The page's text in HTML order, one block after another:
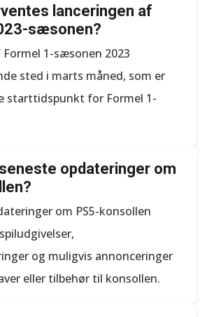
lanceringen af
sæsonen?
1-sæsonen 2023
sted i marts måned, som er
starttidspunkt for Formel 1-
opdateringer om
om PS5-konsollen
og muligvis annonceringer
eller tilbehør til konsollen.